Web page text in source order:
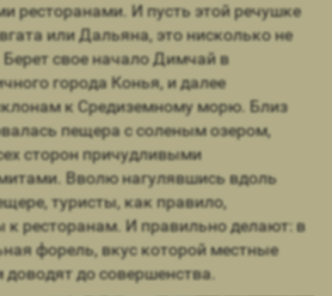
ресторанами. И пусть этой речушке
или Дальяна, это нисколько не
Берет свое начало Димчай в
города Конья, и далее
к Средиземному морю. Близ
пещера с соленым озером,
сторон причудливыми
Вволю нагулявшись вдоль
туристы, как правило,
к ресторанам. И правильно делают: в
форель, вкус которой местные
до совершенства.